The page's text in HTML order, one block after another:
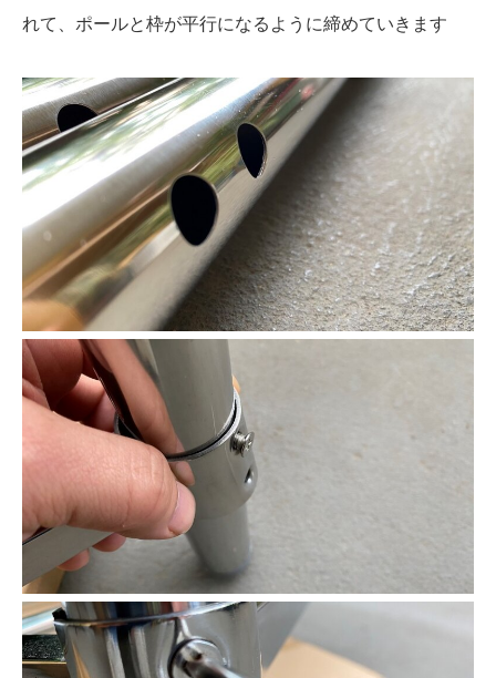
れて、ポールと枠が平行になるように締めていきます